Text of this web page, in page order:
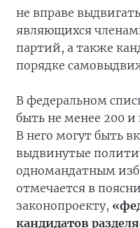
не вправе
являющихся
партий, а также
порядке
В федеральном
быть не менее 200 и
В него могут быть
выдвинутые
одномандатным
отмечается в
законопроекту,
кандидатов